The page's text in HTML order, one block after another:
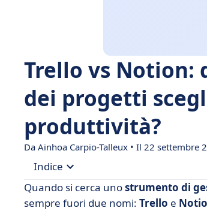
Trello vs Notion:
dei progetti
produttività?
Da Ainhoa Carpio-Talleux • Il 22 settembre
Indice
• Che cos'è Trello?
Quando si cerca unostrumento di
sempre fuori due nomi: Trello e